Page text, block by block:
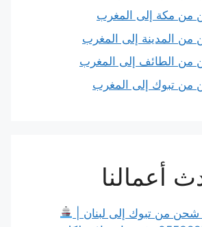
من مكة إلى المغرب
من المدينة إلى المغرب
من الطائف إلى المغرب
من تبوك إلى المغرب
أعمالنا
من تبوك إلى لبنان |